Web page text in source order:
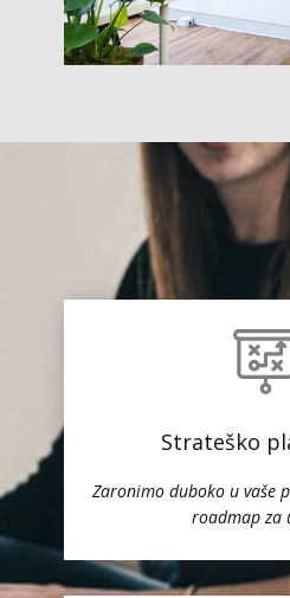
Strateško
Zaronimo duboko u vaše
roadmap za